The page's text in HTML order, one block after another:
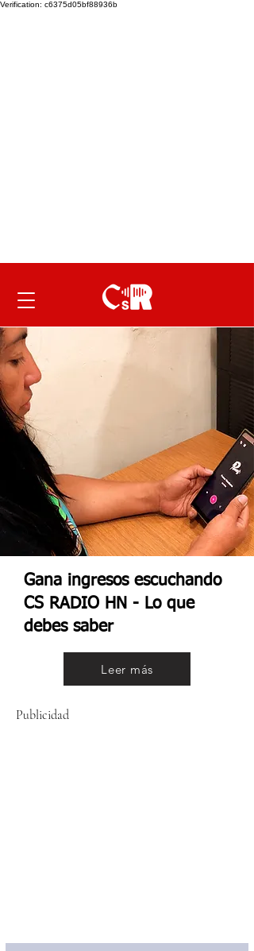
Verification: c6375d05bf88936b
Gana ingresos escuchando
CS RADIO HN - Lo que
debes saber
Leer más
Publicidad